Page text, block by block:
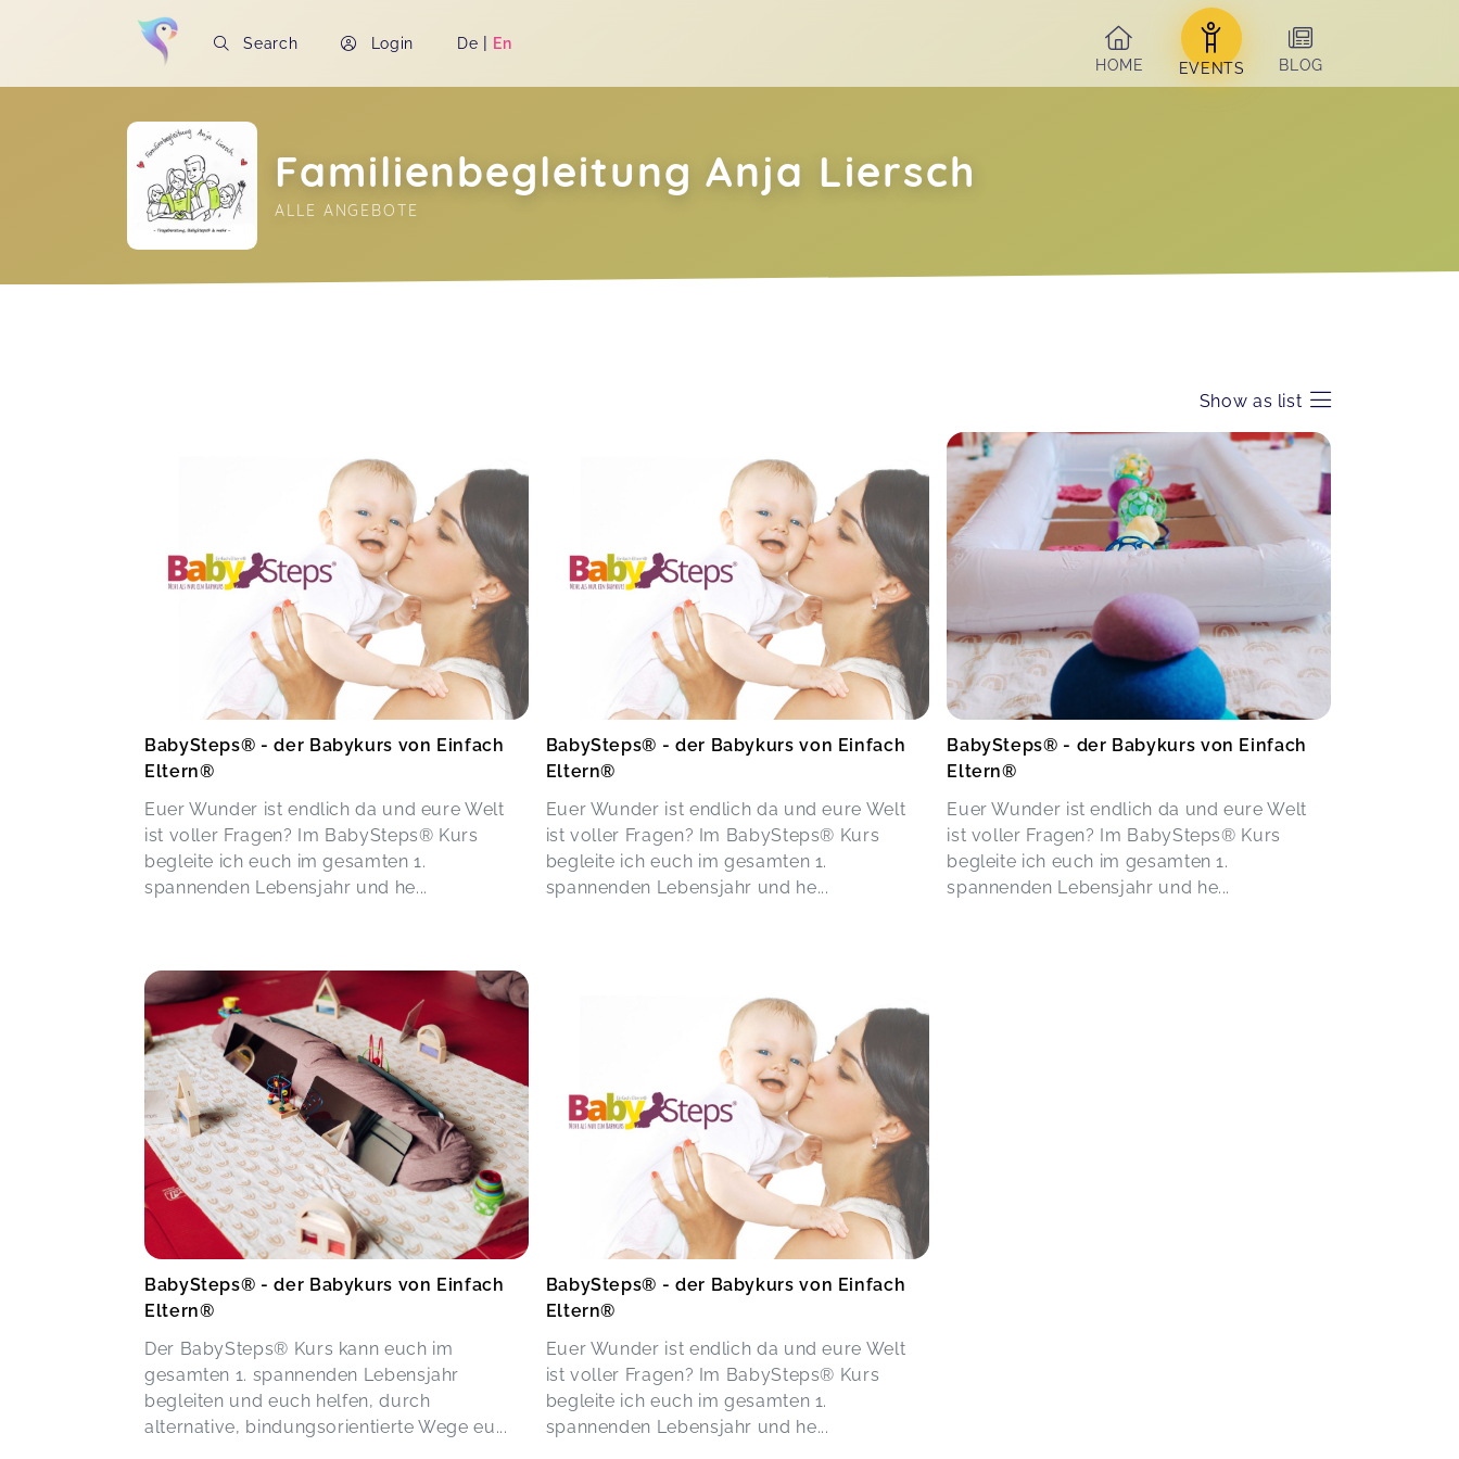
Search Login De | En
HOME
EVENTS BLOG
Familienbegleitung Anja Liersch
ALLE ANGEBOTE
Show as list
BabySteps® - der Babykurs von Einfach
Eltern®
Euer Wunder ist endlich da und eure Welt
ist voller Fragen? Im BabySteps® Kurs
begleite ich euch im gesamten 1.
spannenden Lebensjahr und he...
BabySteps® - der Babykurs von Einfach
Eltern®
Euer Wunder ist endlich da und eure Welt
ist voller Fragen? Im BabySteps® Kurs
begleite ich euch im gesamten 1.
spannenden Lebensjahr und he...
BabySteps® - der Babykurs von Einfach
Eltern®
Euer Wunder ist endlich da und eure Welt
ist voller Fragen? Im BabySteps® Kurs
begleite ich euch im gesamten 1.
spannenden Lebensjahr und he...
BabySteps® - der Babykurs von Einfach
Eltern®
Der BabySteps® Kurs kann euch im
gesamten 1. spannenden Lebensjahr
begleiten und euch helfen, durch
alternative, bindungsorientierte Wege eu...
BabySteps® - der Babykurs von Einfach
Eltern®
Euer Wunder ist endlich da und eure Welt
ist voller Fragen? Im BabySteps® Kurs
begleite ich euch im gesamten 1.
spannenden Lebensjahr und he...